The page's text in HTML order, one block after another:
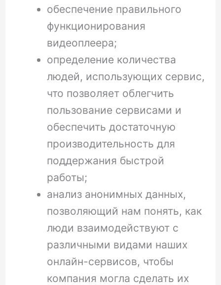
обеспечение правильного
функционирования
видеоплеера;
определение количества
людей, использующих сервис,
что позволяет облегчить
пользование сервисами и
обеспечить достаточную
производительность для
поддержания быстрой
работы;
анализ анонимных данных,
позволяющий нам понять, как
люди взаимодействуют с
различными видами наших
онлайн-сервисов, чтобы
компания могла сделать их